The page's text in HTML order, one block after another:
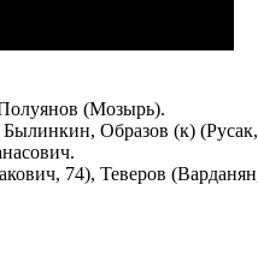
(Мозырь).
Образов (к)
74), Теверов